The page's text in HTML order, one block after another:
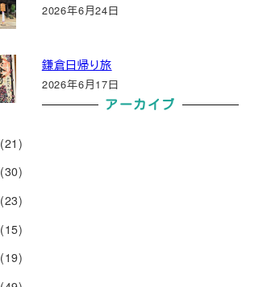
2026年6月24日
鎌倉日帰り旅
2026年6月17日
アーカイブ
(21)
(30)
(23)
(15)
(19)